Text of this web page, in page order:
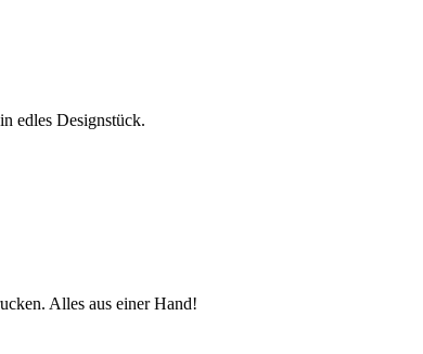
edles Designstück.
Alles aus einer Hand!